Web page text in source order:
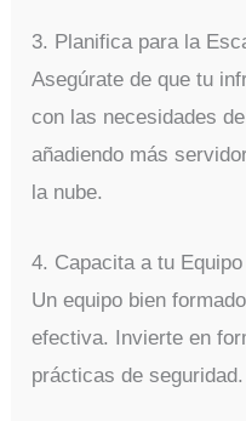
3. Planifica para la
Asegúrate de que tu
con las necesidades
añadiendo más
la nube.
4. Capacita a tu Equipo
Un equipo bien
efectiva. Invierte en
prácticas de seguridad.